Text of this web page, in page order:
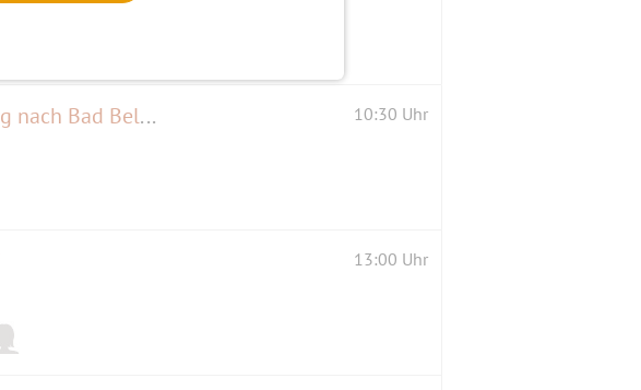
Radtour zur Burg Rabenstein und Burg Eisenhardt, von Wiesenburg nach Bad Belzig 10:30 Uhr
13:00 Uhr